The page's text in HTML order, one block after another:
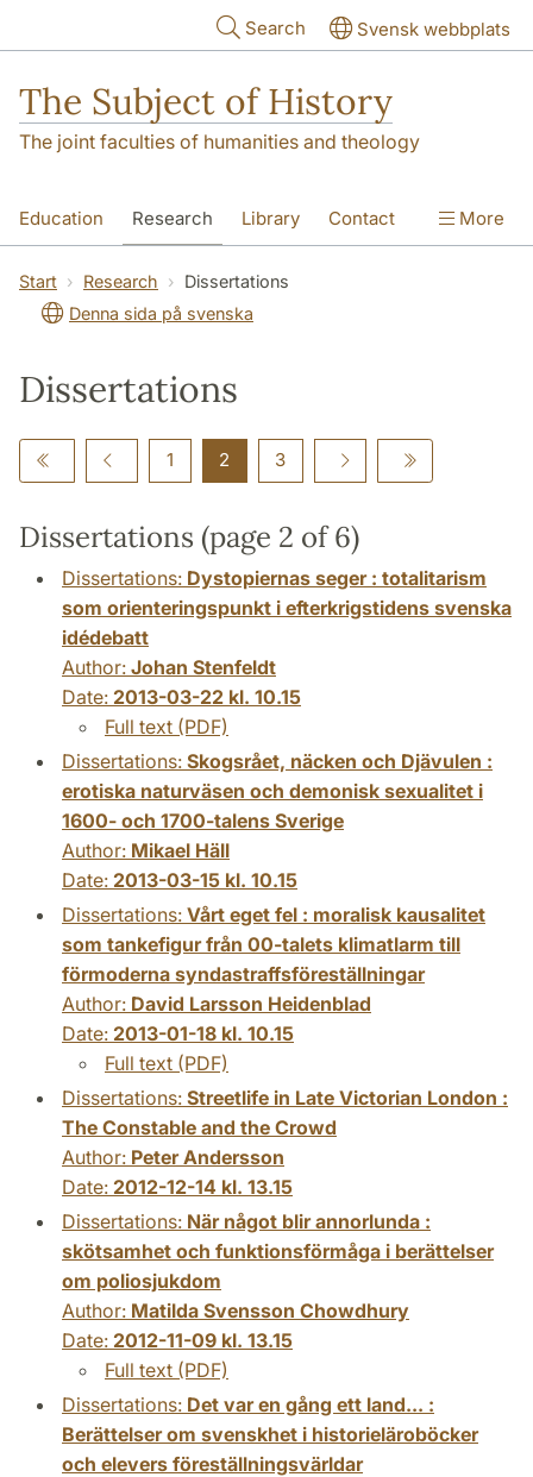
Search Svensk webbplats
The Subject of History
The joint faculties of humanities and theology
Education Research Library Contact
About us Accessibility
More
Start Research
Dissertations
Denna sida på svenska
Dissertations
1 2 3
Dissertations (page 2 of 6)
Dissertations: Dystopiernas seger : totalitarism
som orienteringspunkt i efterkrigstidens svenska
idédebatt
Author: Johan Stenfeldt
Date: 2013-03-22 kl. 10.15
Full text (PDF)
Dissertations: Skogsrået, näcken och Djävulen :
erotiska naturväsen och demonisk sexualitet i
1600- och 1700-talens Sverige
Author: Mikael Häll
Date: 2013-03-15 kl. 10.15
Dissertations: Vårt eget fel : moralisk kausalitet
som tankefigur från 00-talets klimatlarm till
förmoderna syndastraffsföreställningar
Author: David Larsson Heidenblad
Date: 2013-01-18 kl. 10.15
Full text (PDF)
Dissertations: Streetlife in Late Victorian London :
The Constable and the Crowd
Author: Peter Andersson
Date: 2012-12-14 kl. 13.15
Dissertations: När något blir annorlunda :
skötsamhet och funktionsförmåga i berättelser
om poliosjukdom
Author: Matilda Svensson Chowdhury
Date: 2012-11-09 kl. 13.15
Full text (PDF)
Dissertations: Det var en gång ett land... :
Berättelser om svenskhet i historieläroböcker
och elevers föreställningsvärldar